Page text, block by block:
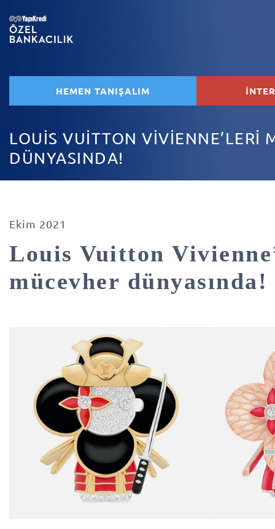
HEMEN TANIŞALIM
LOUİS VUİTTON VİVİENNE’LERİ
DÜNYASINDA!
Ekim 2021
Louis Vuitton
mücevher dünyasında!